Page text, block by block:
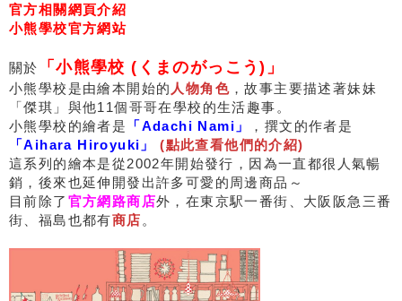
官方相關網頁介紹
小熊學校官方網站
關於 「小熊學校 (くまのがっこう)」
小熊學校是由繪本開始的 人物角色 ，故事主要描述著妹妹
「傑琪」與他11個哥哥在學校的生活趣事。
小熊學校的繪者是
「Adachi Nami」
，撰文的作者是
「Aihara Hiroyuki」
(點此查看他們的介紹)
這系列的繪本是從2002年開始發行，因為一直都很人氣暢
銷，後來也延伸開發出許多可愛的周邊商品～
目前除了 官方網路商店外，在東京駅一番街、大阪阪急三番
街、福島也都有商店 。